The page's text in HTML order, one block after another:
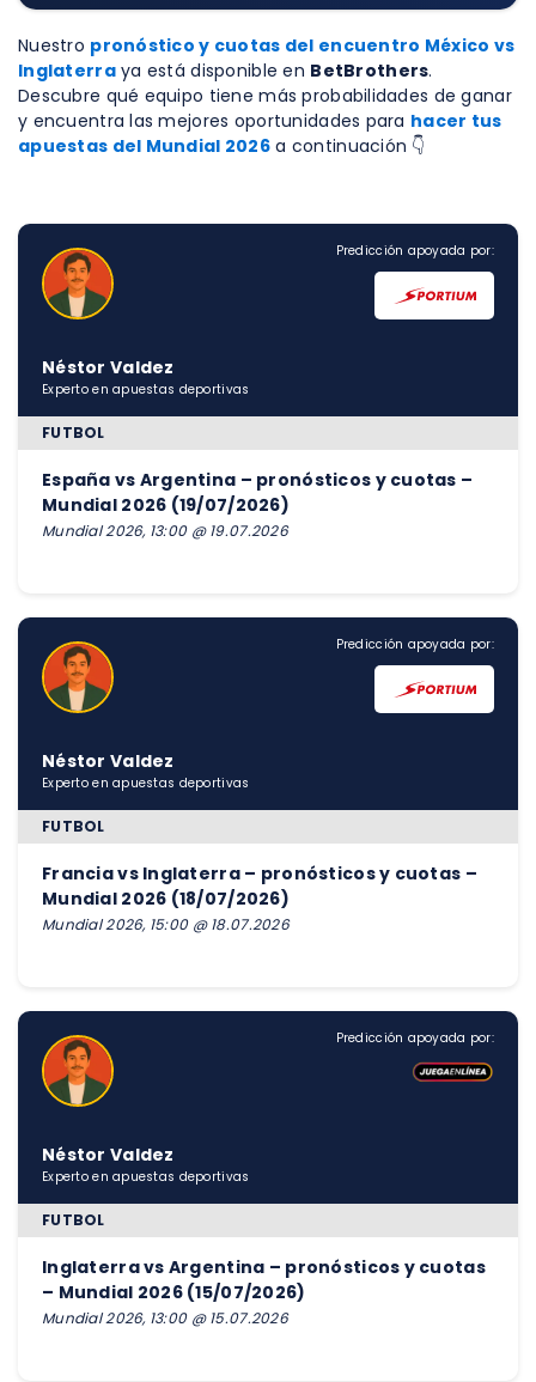
Nuestro pronóstico y cuotas del encuentro México vs
Inglaterraya está disponible en BetBrothers.
Descubre qué equipo tiene más probabilidades de ganar
y encuentra las mejores oportunidades para hacer tus
apuestas del Mundial 2026 a continuación 👇
Predicción apoyada por:
Néstor Valdez
Experto en apuestas deportivas
FUTBOL
España vs Argentina – pronósticos y cuotas –
Mundial 2026 (19/07/2026)
Mundial 2026, 13:00 @ 19.07.2026
Predicción apoyada por:
Néstor Valdez
Experto en apuestas deportivas
FUTBOL
Francia vs Inglaterra – pronósticos y cuotas –
Mundial 2026 (18/07/2026)
Mundial 2026, 15:00 @ 18.07.2026
Predicción apoyada por:
Néstor Valdez
Experto en apuestas deportivas
FUTBOL
Inglaterra vs Argentina – pronósticos y cuotas
– Mundial 2026 (15/07/2026)
Mundial 2026, 13:00 @ 15.07.2026